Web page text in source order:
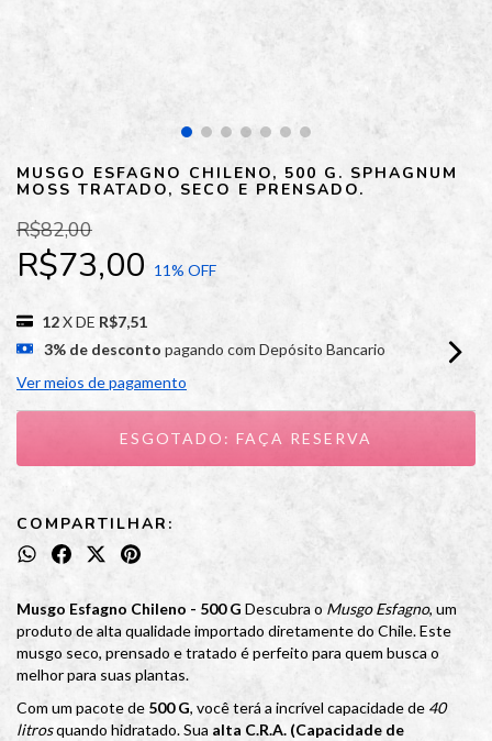
MUSGO ESFAGNO CHILENO, 500 G. SPHAGNUM
MOSS TRATADO, SECO E PRENSADO.
R$82,00
R$73,00 11% OFF
12X DE R$7,51
3% de desconto pagando com Depósito Bancario
Ver meios de pagamento
COMPARTILHAR:
Musgo Esfagno Chileno - 500 G Descubra o Musgo Esfagno, um
produto de alta qualidade importado diretamente do Chile. Este
musgo seco, prensado e tratado é perfeito para quem busca o
melhor para suas plantas.
Com um pacote de 500 G, você terá a incrível capacidade de 40
litrosquando hidratado. Sua alta C.R.A. (Capacidade de